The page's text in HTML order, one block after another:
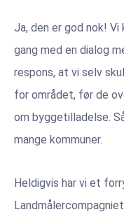
Ja, den er god nok! Vi
gang med en dialog
respons, at vi selv
for området, før de
om byggetilladelse.
mange kommuner.
Heldigvis har vi et